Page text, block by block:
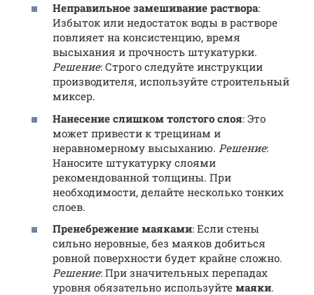
Неправильное замешивание раствора:
Избыток или недостаток воды в растворе
повлияет на консистенцию, время
высыхания и прочность штукатурки.
Решение: Строго следуйте инструкции
производителя, используйте строительный
миксер.
Нанесение слишком толстого слоя: Это
может привести к трещинам и
неравномерному высыханию. Решение:
Наносите штукатурку слоями
рекомендованной толщины. При
необходимости, делайте несколько тонких
слоев.
Пренебрежение маяками: Если стены
сильно неровные, без маяков добиться
ровной поверхности будет крайне сложно.
Решение: При значительных перепадах
уровня обязательно используйте маяки.